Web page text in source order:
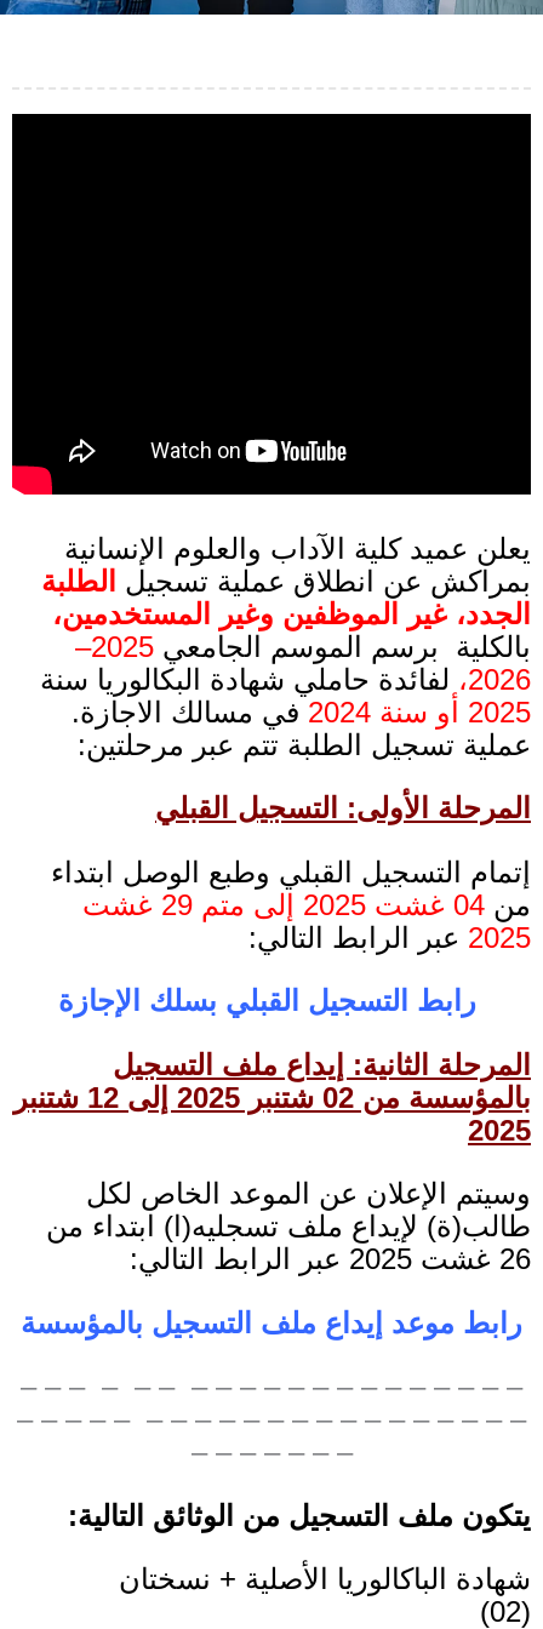
يعلن عميد كلية الآداب والعلوم الإنسانية
بمراكش عن انطلاق عملية تسجيل الطلبة
الجدد، غير الموظفين وغير المستخدمين،
بالكلية برسم الموسم الجامعي
2025–
2026،
لفائدة حاملي شهادة البكالوريا سنة
2025 أو سنة 2024
في مسالك الاجازة.
عملية تسجيل الطلبة تتم عبر مرحلتين:
المرحلة الأولى: التسجيل القبلي
إتمام التسجيل القبلي وطبع الوصل ابتداء
من
04 غشت 2025 إلى متم 29 غشت
2025 عبر الرابط التالي:
رابط التسجيل القبلي بسلك الإجازة
المرحلة الثانية: إيداع ملف التسجيل
بالمؤسسة من 02 شتنبر 2025 إلى 12 شتنبر
2025
وسيتم الإعلان عن الموعد الخاص لكل
طالب(ة) لإيداع ملف تسجليه(ا) ابتداء من
26 غشت 2025 عبر الرابط التالي:
رابط موعد إيداع ملف التسجيل بالمؤسسة
– – – – – – – – – – – – – – – – – – – –
– – – – – – – – – – – – – – – – – – – – –
– – – – – – –
يتكون ملف التسجيل من الوثائق التالية:
شهادة الباكالوريا الأصلية + نسختان
(02)